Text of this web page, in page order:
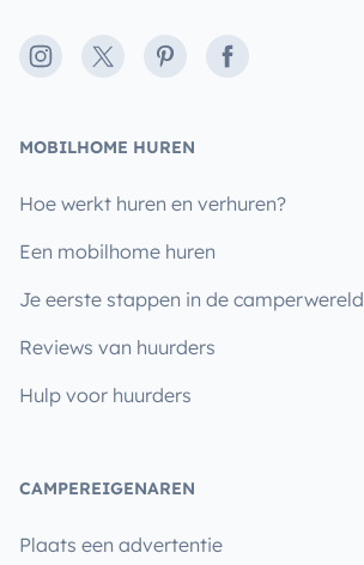
Instagram
X PinterestFacebook
MOBILHOME HUREN
Hoe werkt huren en verhuren?
Een mobilhome huren
Je eerste stappen in de camperwereld
Reviews van huurders
Hulp voor huurders
CAMPEREIGENAREN
Plaats een advertentie